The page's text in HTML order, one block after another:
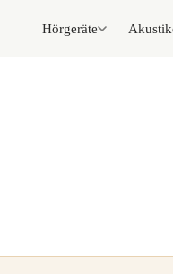
Hörgeräte